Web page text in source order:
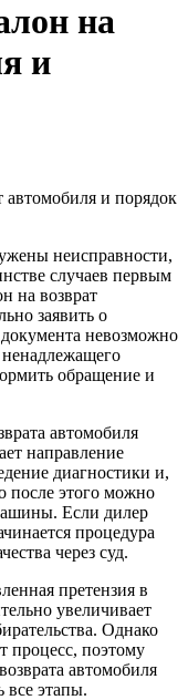
на
и
автомобиля и порядок
неисправности,
случаев первым
на возврат
заявить о
невозможно
ненадлежащего
обращение и
автомобиля
направление
диагностики и,
после этого можно
Если дилер
процедура
через суд.
претензия в
увеличивает
Однако
процесс, поэтому
автомобиля
все этапы.